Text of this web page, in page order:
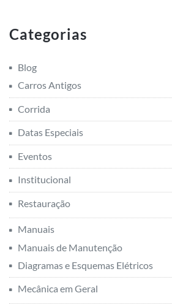
Categorias
Blog
Carros Antigos
Corrida
Datas Especiais
Eventos
Institucional
Restauração
Manuais
Manuais de Manutenção
Diagramas e Esquemas Elétricos
Mecânica em Geral